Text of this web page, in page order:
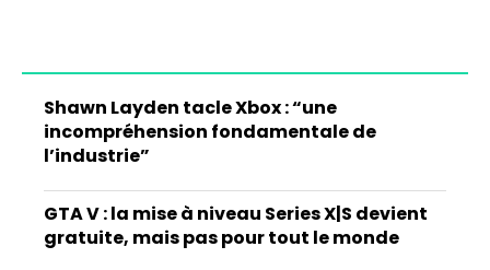
Shawn Layden tacle Xbox : “une
incompréhension fondamentale de
l’industrie”
GTA V : la mise à niveau Series X|S devient
gratuite, mais pas pour tout le monde